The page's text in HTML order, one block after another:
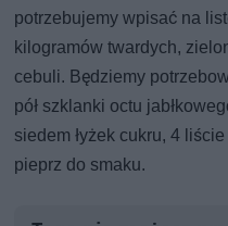
potrzebujemy wpisać na
kilogramów twardych,
cebuli. Będziemy
pół szklanki octu
siedem łyżek cukru, 4
pieprz do smaku.